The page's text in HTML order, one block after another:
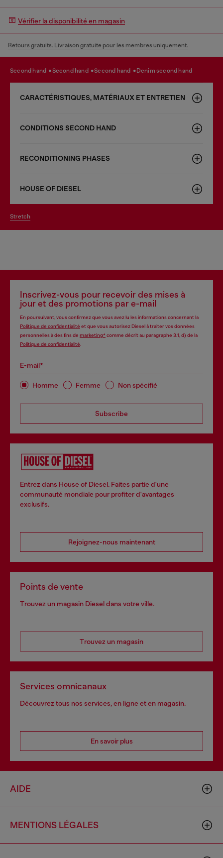
Vérifier la disponibilité en magasin
Retours gratuits. Livraison gratuite pour les membres uniquement.
second hand second hand second hand denim second hand
CARACTÉRISTIQUES, MATÉRIAUX ET ENTRETIEN
CONDITIONS SECOND HAND
RECONDITIONING PHASES
HOUSE OF DIESEL
stretch
Inscrivez-vous pour recevoir des mises à
jour et des promotions par e-mail
En poursuivant, vous confirmez que vous avez lu les informations concernant la
Politique de confidentialité et que vous autorisez Diesel à traiter vos données
personnelles à des fins de marketing*comme décrit au paragraphe 3.1, d) de la
Politique de confidentialité
E-mail*
Homme Femme Non spécifié
Subscribe
Entrez dans House of Diesel. Faites partie d'une
communauté mondiale pour profiter d'avantages
exclusifs.
Rejoignez-nous maintenant
Points de vente
Trouvez un magasin Diesel dans votre ville.
Trouvez un magasin
Services omnicanaux
Découvrez tous nos services, en ligne et en magasin.
En savoir plus
AIDE
MENTIONS LÉGALES